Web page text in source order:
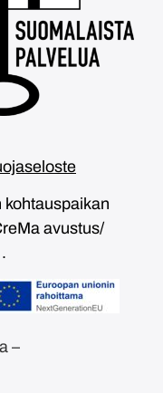
kohtauspaikan
avustus/
–